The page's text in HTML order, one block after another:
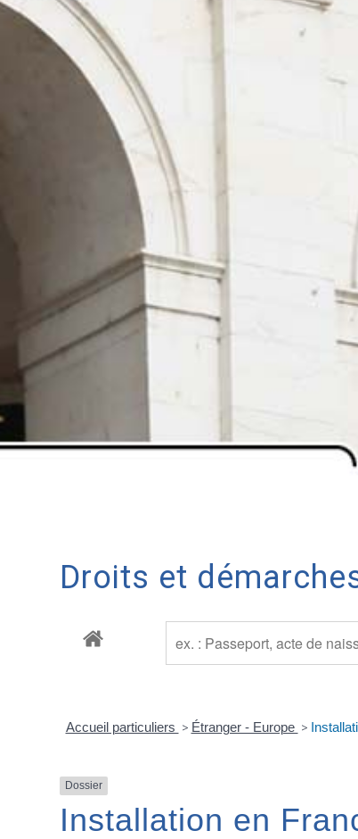
Droits et
Accueil particuliers > Étranger - Europe >
Dossier
Installation en